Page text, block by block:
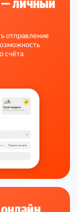
отправление
счёта